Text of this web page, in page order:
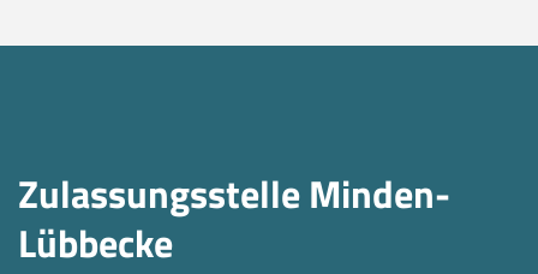
Zulassungsstelle Minden-
Lübbecke